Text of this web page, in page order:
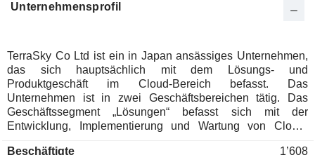
Unternehmensprofil
TerraSky Co Ltd ist ein in Japan ansässiges Unternehmen,
das sich hauptsächlich mit dem Lösungs- und
Produktgeschäft im Cloud-Bereich befasst. Das
Unternehmen ist in zwei Geschäftsbereichen tätig. Das
Geschäftssegment „Lösungen“ befasst sich mit der
Entwicklung, Implementierung und Wartung von Cloud-
Beschäftigte 1’608